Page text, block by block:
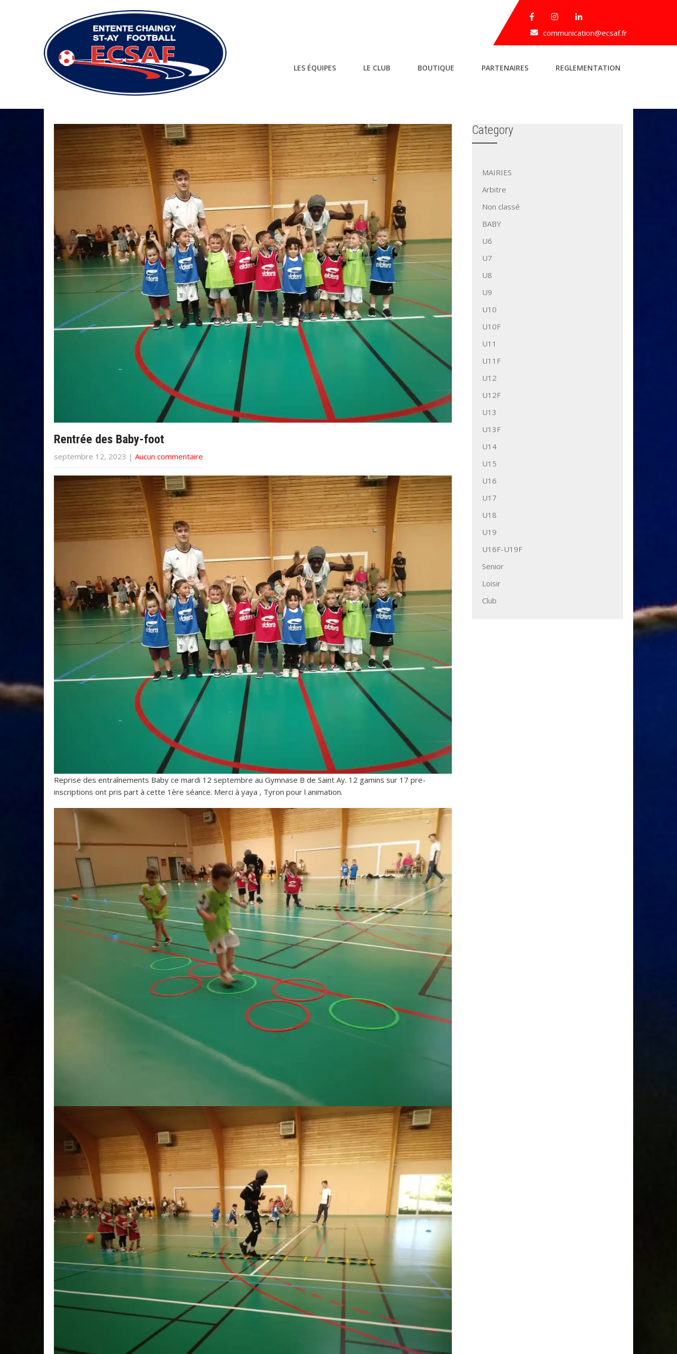
communication@ecsaf.fr
LES ÉQUIPES LE CLUB BOUTIQUE PARTENAIRES REGLEMENTATION
Rentrée des Baby-foot
septembre 12, 2023 | Aucun commentaire
Reprise des entraînements Baby ce mardi 12 septembre au Gymnase B de Saint Ay. 12 gamins sur 17 pre-
inscriptions ont pris part à cette 1ère séance. Merci à yaya , Tyron pour l animation.
Category
MAIRIES
Arbitre
Non classé
BABY
U6
U7
U8
U9
U10
U10F
U11
U11F
U12
U12F
U13
U13F
U14
U15
U16
U17
U18
U19
U16F-U19F
Senior
Loisir
Club